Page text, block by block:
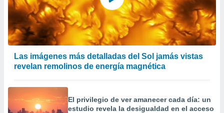
Las imágenes más detalladas del Sol jamás vistas
revelan remolinos de energía magnética
El privilegio de ver amanecer cada día: un
estudio revela la desigualdad en el acceso